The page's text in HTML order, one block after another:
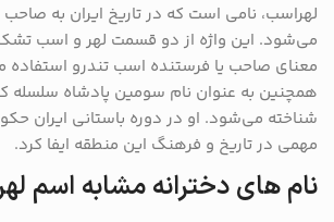
لهراسب، نامی است که در تاریخ ایران به
می‌شود. این واژه از دو قسمت لهر و اسب
معنای صاحب یا فرستنده اسب تندرو
همچنین به عنوان نام سومین پادشاه سلسله
شناخته می‌شود. او در دوره باستانی ایران
مهمی در تاریخ و فرهنگ این منطقه ایفا کرد.
نام های دخترانه مشابه اسم